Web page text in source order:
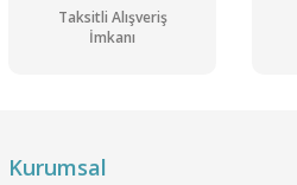
Taksitli Alışveriş
İmkanı
Kurumsal